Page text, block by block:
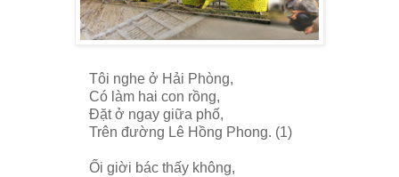
Tôi nghe ở Hải Phòng,
Có làm hai con rồng,
Đặt ở ngay giữa phố,
Trên đường Lê Hồng Phong. (1)
Ối giời bác thấy không,